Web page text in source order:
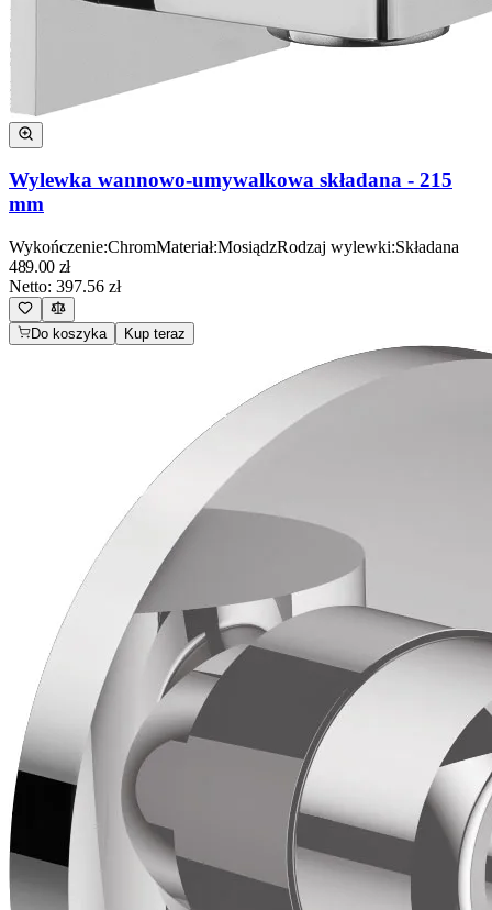
Wylewka wannowo-umywalkowa składana - 215
mm
Wykończenie:ChromMateriał:MosiądzRodzaj wylewki:Składana
489.00 zł
Netto: 397.56 zł
Do koszyka Kup teraz